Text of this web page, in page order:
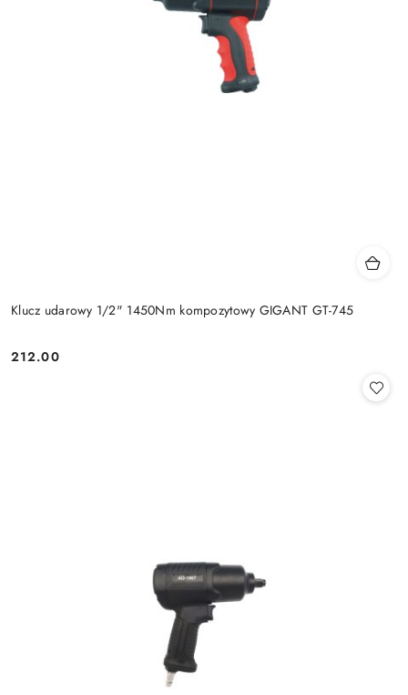
Klucz udarowy 1/2" 1450Nm kompozytowy GIGANT GT-745
Cena:
212.00